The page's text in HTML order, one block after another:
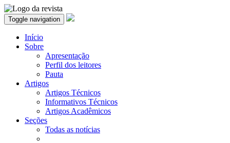
Toggle navigation
Início
Sobre
Apresentação
Perfil dos leitores
Pauta
Artigos
Artigos Técnicos
Informativos Técnicos
Artigos Acadêmicos
Seções
Todas as notícias